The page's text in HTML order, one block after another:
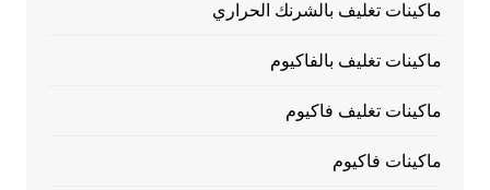
ماكينات تغليف بالشرنك الحراري
ماكينات تغليف بالفاكيوم
ماكينات تغليف فاكيوم
ماكينات فاكيوم